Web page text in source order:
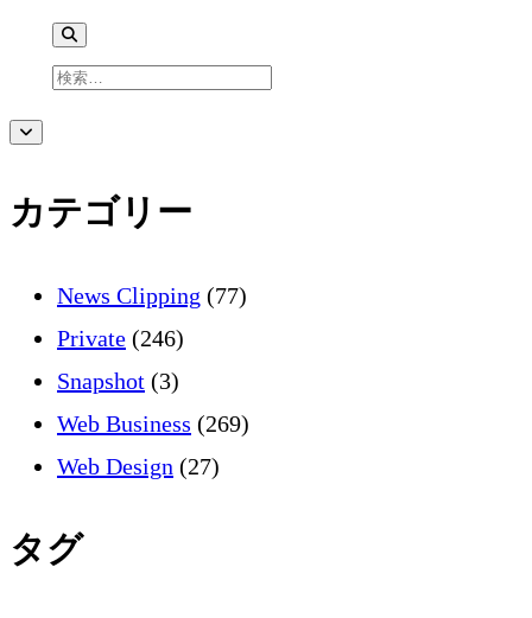
検
サ
イ
バ
ー
サ
バ
ー
カテゴリー
News Clipping (77)
Private (246)
Snapshot (3)
Web Business (269)
Web Design (27)
タグ